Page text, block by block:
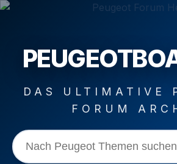
DAS ULTIMATIVE
FORUM